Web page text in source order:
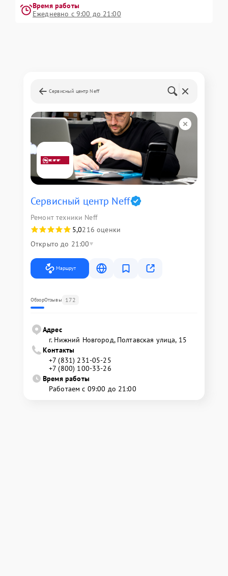
Время работы
Ежедневно с 9:00 до 21:00
Сервисный центр Neff
Сервисный центр Neff
Ремонт техники Neff
5,0216 оценки
Открыто до 21:00
Маршрут
ОбзорОтзывы 172
Адрес
г. Нижний Новгород, Полтавская улица, 15
Контакты
+7 (831) 231-05-25
+7 (800) 100-33-26
Время работы
Работаем с 09:00 до 21:00